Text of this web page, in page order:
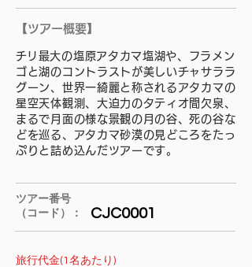
【ツアー概要】
​チリ最大の塩原アタカマ塩湖や、フラメン
ゴと湖のコントラストが美しいチャサララ
グーン、世界一綺麗と称されるアタカマの
星空天体観測、大迫力のタティオ間欠泉、
まるで月面の様な景観の月の谷、死の谷な
どを巡る、アタカマ砂漠の見どころをたっ
ぷりと詰め込んだツアーです。
ツアー番号
（コード）：
CJC0001
旅行代金(1名あたり)